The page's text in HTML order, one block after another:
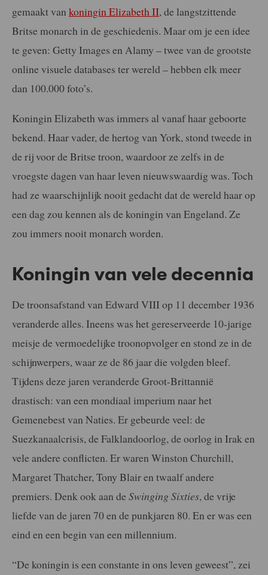
gemaakt van koningin Elizabeth II, de langstzittende
Britse monarch in de geschiedenis. Maar om je een idee
te geven: Getty Images en Alamy – twee van de grootste
online visuele databases ter wereld – hebben elk meer
dan 100.000 foto’s.
Koningin Elizabeth was immers al vanaf haar geboorte
bekend. Haar vader, de hertog van York, stond tweede in
de rij voor de Britse troon, waardoor ze zelfs in de
vroegste dagen van haar leven nieuwswaardig was. Toch
had ze waarschijnlijk nooit gedacht dat de wereld haar op
een dag zou kennen als de koningin van Engeland. Ze
zou immers nooit monarch worden.
Koningin van vele decennia
De troonsafstand van Edward VIII op 11 december 1936
veranderde alles. Ineens was het gereserveerde 10-jarige
meisje de vermoedelijke troonopvolger en stond ze in de
schijnwerpers, waar ze de 86 jaar die volgden bleef.
Tijdens deze jaren veranderde Groot-Brittannië
drastisch: van een mondiaal imperium naar het
Gemenebest van Naties. Er gebeurde veel: de
Suezkanaalcrisis, de Falklandoorlog, de oorlog in Irak en
vele andere conflicten. Er waren Winston Churchill,
Margaret Thatcher, Tony Blair en twaalf andere
premiers. Denk ook aan de Swinging Sixties, de vrije
liefde van de jaren 70 en de punkjaren 80. En er was een
eind en een begin van een millennium.
“De koningin is een constante in ons leven geweest”, zei